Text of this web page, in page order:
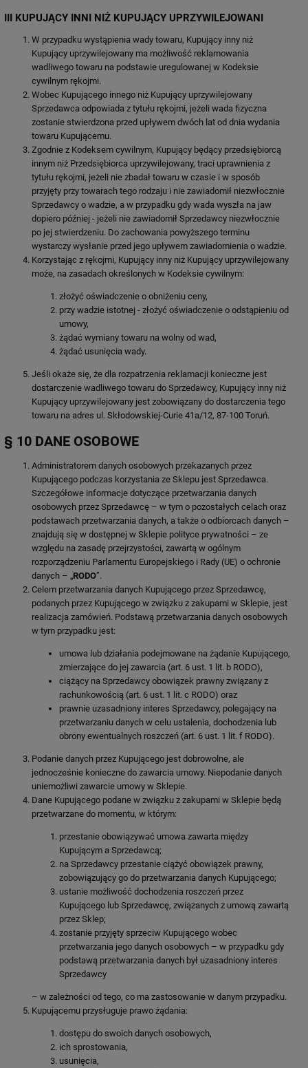
III KUPUJĄCY INNI NIŻ KUPUJĄCY UPRZYWILEJOWANI
W przypadku wystąpienia wady towaru, Kupujący inny niż
Kupujący uprzywilejowany ma możliwość reklamowania
wadliwego towaru na podstawie uregulowanej w Kodeksie
cywilnym rękojmi.
Wobec Kupującego innego niż Kupujący uprzywilejowany
Sprzedawca odpowiada z tytułu rękojmi, jeżeli wada fizyczna
zostanie stwierdzona przed upływem dwóch lat od dnia wydania
towaru Kupującemu.
Zgodnie z Kodeksem cywilnym, Kupujący będący przedsiębiorcą
innym niż Przedsiębiorca uprzywilejowany, traci uprawnienia z
tytułu rękojmi, jeżeli nie zbadał towaru w czasie i w sposób
przyjęty przy towarach tego rodzaju i nie zawiadomił niezwłocznie
Sprzedawcy o wadzie, a w przypadku gdy wada wyszła na jaw
dopiero później - jeżeli nie zawiadomił Sprzedawcy niezwłocznie
po jej stwierdzeniu. Do zachowania powyższego terminu
wystarczy wysłanie przed jego upływem zawiadomienia o wadzie.
Korzystając z rękojmi, Kupujący inny niż Kupujący uprzywilejowany
może, na zasadach określonych w Kodeksie cywilnym:
złożyć oświadczenie o obniżeniu ceny,
przy wadzie istotnej - złożyć oświadczenie o odstąpieniu od
umowy,
żądać wymiany towaru na wolny od wad,
żądać usunięcia wady.
Jeśli okaże się, że dla rozpatrzenia reklamacji konieczne jest
dostarczenie wadliwego towaru do Sprzedawcy, Kupujący inny niż
Kupujący uprzywilejowany jest zobowiązany do dostarczenia tego
towaru na adres ul. Skłodowskiej-Curie 41a/12, 87-100 Toruń.
§ 10 DANE OSOBOWE
Administratorem danych osobowych przekazanych przez
Kupującego podczas korzystania ze Sklepu jest Sprzedawca.
Szczegółowe informacje dotyczące przetwarzania danych
osobowych przez Sprzedawcę – w tym o pozostałych celach oraz
podstawach przetwarzania danych, a także o odbiorcach danych –
znajdują się w dostępnej w Sklepie polityce prywatności – ze
względu na zasadę przejrzystości, zawartą w ogólnym
rozporządzeniu Parlamentu Europejskiego i Rady (UE) o ochronie
danych – „RODO”.
Celem przetwarzania danych Kupującego przez Sprzedawcę,
podanych przez Kupującego w związku z zakupami w Sklepie, jest
realizacja zamówień. Podstawą przetwarzania danych osobowych
w tym przypadku jest:
umowa lub działania podejmowane na żądanie Kupującego,
zmierzające do jej zawarcia (art. 6 ust. 1 lit. b RODO),
ciążący na Sprzedawcy obowiązek prawny związany z
rachunkowością (art. 6 ust. 1 lit. c RODO) oraz
prawnie uzasadniony interes Sprzedawcy, polegający na
przetwarzaniu danych w celu ustalenia, dochodzenia lub
obrony ewentualnych roszczeń (art. 6 ust. 1 lit. f RODO).
Podanie danych przez Kupującego jest dobrowolne, ale
jednocześnie konieczne do zawarcia umowy. Niepodanie danych
uniemożliwi zawarcie umowy w Sklepie.
Dane Kupującego podane w związku z zakupami w Sklepie będą
przetwarzane do momentu, w którym:
przestanie obowiązywać umowa zawarta między
Kupującym a Sprzedawcą;
na Sprzedawcy przestanie ciążyć obowiązek prawny,
zobowiązujący go do przetwarzania danych Kupującego;
ustanie możliwość dochodzenia roszczeń przez
Kupującego lub Sprzedawcę, związanych z umową zawartą
przez Sklep;
zostanie przyjęty sprzeciw Kupującego wobec
przetwarzania jego danych osobowych – w przypadku gdy
podstawą przetwarzania danych był uzasadniony interes
Sprzedawcy
– w zależności od tego, co ma zastosowanie w danym przypadku.
Kupującemu przysługuje prawo żądania:
dostępu do swoich danych osobowych,
ich sprostowania,
usunięcia,